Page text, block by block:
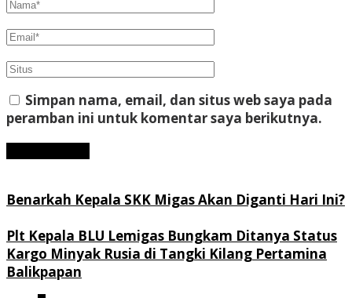
Simpan nama, email, dan situs web saya pada
peramban ini untuk komentar saya berikutnya.
Benarkah Kepala SKK Migas Akan Diganti Hari Ini?
Plt Kepala BLU Lemigas Bungkam Ditanya Status
Kargo Minyak Rusia di Tangki Kilang Pertamina
Balikpapan